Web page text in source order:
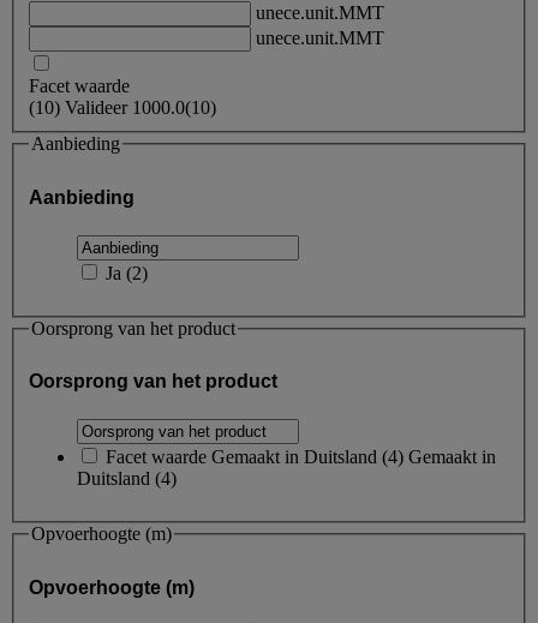
unece.unit.MMT
unece.unit.MMT
Facet waarde
(10) Valideer 1000.0(10)
Aanbieding
Aanbieding
Ja (2)
Oorsprong van het product
Oorsprong van het product
Facet waarde Gemaakt in Duitsland (4) Gemaakt in
Duitsland (4)
Opvoerhoogte (m)
Opvoerhoogte (m)